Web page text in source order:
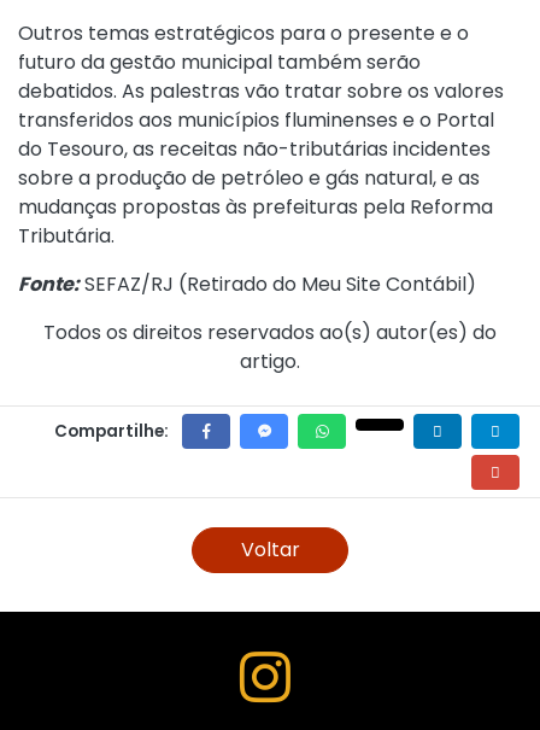
Outros temas estratégicos para o presente e o
futuro da gestão municipal também serão
debatidos. As palestras vão tratar sobre os valores
transferidos aos municípios fluminenses e o Portal
do Tesouro, as receitas não-tributárias incidentes
sobre a produção de petróleo e gás natural, e as
mudanças propostas às prefeituras pela Reforma
Tributária.
Fonte:SEFAZ/RJ (Retirado do Meu Site Contábil)
Todos os direitos reservados ao(s) autor(es) do
artigo.
Compartilhe:
Voltar